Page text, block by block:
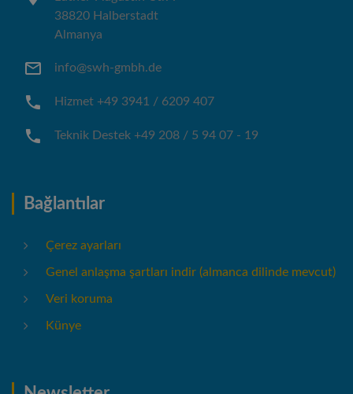
38820 Halberstadt
Almanya
info@swh-gmbh.de
Hizmet +49 3941 / 6209 407
Teknik Destek +49 208 / 5 94 07 - 19
Bağlantılar
Çerez ayarları
Genel anlaşma şartları indir (almanca dilinde mevcut)
Veri koruma
Künye